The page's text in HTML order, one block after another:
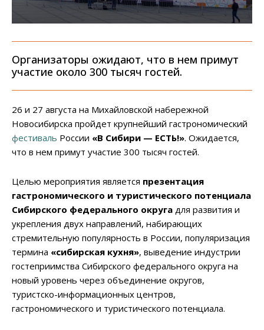
Организаторы ожидают, что в нем примут
участие около 300 тысяч гостей.
26 и 27 августа на Михайловской набережной
Новосибирска пройдет крупнейший гастрономический
фестиваль России «В Сибири — ЕСТЬ!». Ожидается,
что в нем примут участие 300 тысяч гостей.
Целью мероприятия является презентация
гастрономического и туристического потенциала
Сибирского федерального округа для развития и
укрепления двух направлений, набирающих
стремительную популярность в России, популяризация
термина «сибирская кухня», выведение индустрии
гостеприимства Сибирского федерального округа на
новый уровень через объединение округов,
туристско-информационных центров,
гастрономического и туристического потенциала.